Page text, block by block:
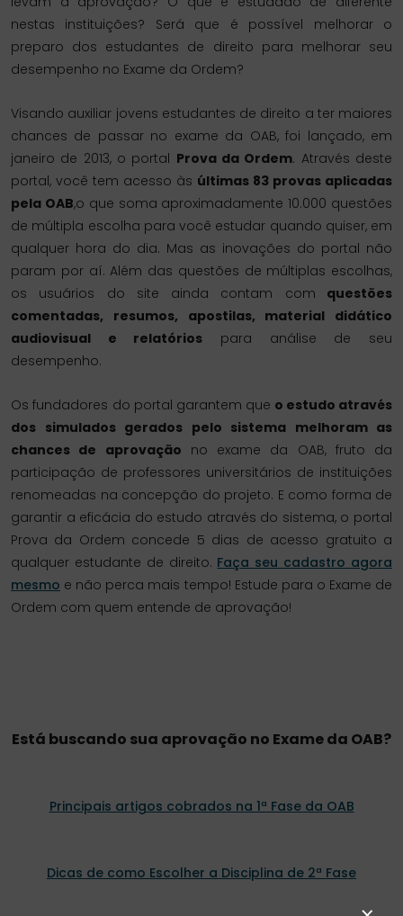
nestas instituições? Será que é possível melhorar o
preparo dos estudantes de direito para melhorar seu
desempenho no Exame da Ordem?
Visando auxiliar jovens estudantes de direito a ter maiores
chances de passar no exame da OAB, foi lançado, em
janeiro de 2013, o portal Prova da Ordem. Através deste
portal, você tem acesso às últimas 83 provas aplicadas
pela OAB,o que soma aproximadamente 10.000 questões
de múltipla escolha para você estudar quando quiser, em
qualquer hora do dia. Mas as inovações do portal não
param por aí. Além das questões de múltiplas escolhas,
os usuários do site ainda contam com questões
comentadas, resumos, apostilas, material didático
audiovisual e relatórios para análise de seu
desempenho.
Os fundadores do portal garantem que o estudo através
dos simulados gerados pelo sistema melhoram as
chances de aprovação no exame da OAB, fruto da
participação de professores universitários de instituições
renomeadas na concepção do projeto. E como forma de
garantir a eficácia do estudo através do sistema, o portal
Prova da Ordem concede 5 dias de acesso gratuito a
qualquer estudante de direito. Faça seu cadastro agora
mesmo e não perca mais tempo! Estude para o Exame de
Ordem com quem entende de aprovação!
Está buscando sua aprovação no Exame da OAB?
Principais artigos cobrados na 1ª Fase da OAB
Dicas de como Escolher a Disciplina de 2ª Fase